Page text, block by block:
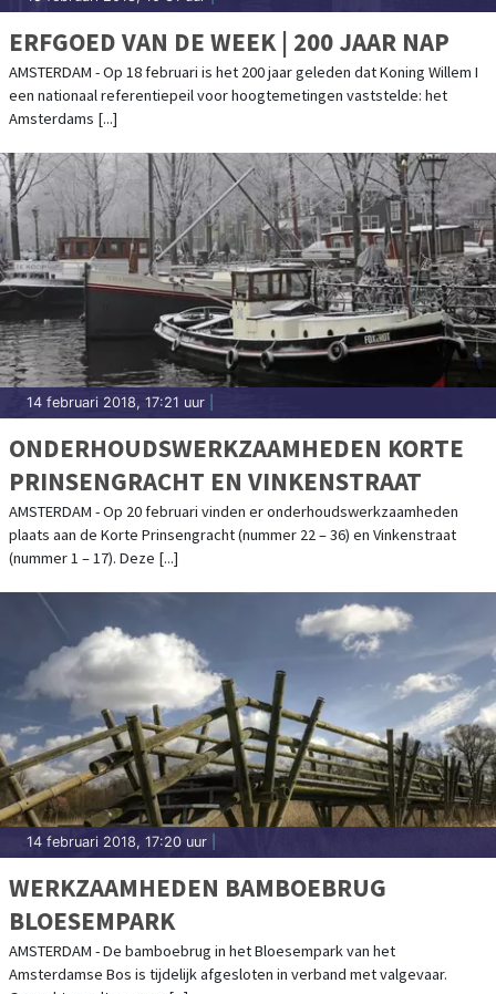
ERFGOED VAN DE WEEK | 200 JAAR NAP
AMSTERDAM - Op 18 februari is het 200 jaar geleden dat Koning Willem I
een nationaal referentiepeil voor hoogtemetingen vaststelde: het
Amsterdams [...]
14 februari 2018, 17:21 uur
ONDERHOUDSWERKZAAMHEDEN KORTE
PRINSENGRACHT EN VINKENSTRAAT
AMSTERDAM - Op 20 februari vinden er onderhoudswerkzaamheden
plaats aan de Korte Prinsengracht (nummer 22 – 36) en Vinkenstraat
(nummer 1 – 17). Deze [...]
14 februari 2018, 17:20 uur
WERKZAAMHEDEN BAMBOEBRUG
BLOESEMPARK
AMSTERDAM - De bamboebrug in het Bloesempark van het
Amsterdamse Bos is tijdelijk afgesloten in verband met valgevaar.